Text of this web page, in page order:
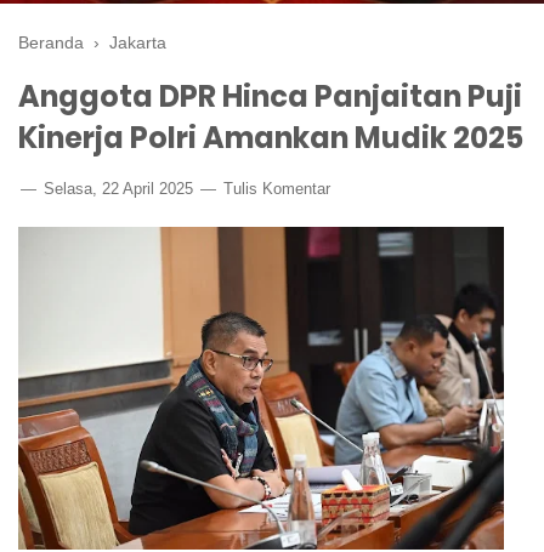
Beranda › Jakarta
Anggota DPR Hinca Panjaitan Puji
Kinerja Polri Amankan Mudik 2025
Selasa, 22 April 2025 Tulis Komentar